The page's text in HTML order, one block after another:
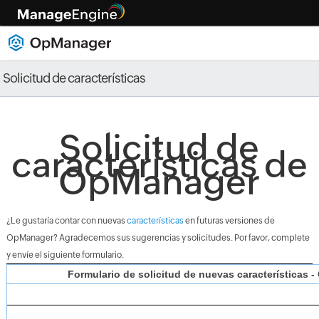
Solicitud de características
Solicitud de
características de
OpManager
¿Le gustaría contar con nuevas características en futuras versiones de
OpManager? Agradecemos sus sugerencias y solicitudes. Por favor, complete
y envíe el siguiente formulario.
Formulario de solicitud de nuevas características -